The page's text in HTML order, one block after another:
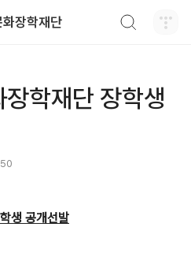
장학재단
학재단 장학생
생 공개선발